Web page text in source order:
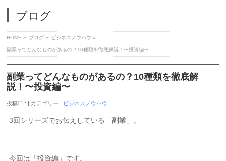
ブログ
HOME » ブログ » ビジネスノウハウ »
副業ってどんなものがあるの？10種類を徹底解説！〜投資編〜
副業ってどんなものがあるの？10種類を徹底解
説！〜投資編〜
投稿日 : カテゴリー : ビジネスノウハウ
3回シリーズでお伝えしている「副業」。
今回は「投資編」です。